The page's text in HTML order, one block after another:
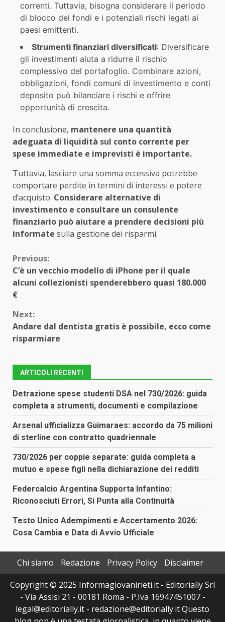
correnti. Tuttavia, bisogna considerare il periodo
di blocco dei fondi e i potenziali rischi legati ai
paesi emittenti.
Strumenti finanziari diversificati: Diversificare
gli investimenti aiuta a ridurre il rischio
complessivo del portafoglio. Combinare azioni,
obbligazioni, fondi comuni di investimento e conti
deposito può bilanciare i rischi e offrire
opportunità di crescita.
In conclusione, mantenere una quantità
adeguata di liquidità sul conto corrente per
spese immediate e imprevisti è importante.
Tuttavia, lasciare una somma eccessiva potrebbe
comportare perdite in termini di interessi e potere
d’acquisto. Considerare alternative di
investimento e consultare un consulente
finanziario può aiutare a prendere decisioni più
informate sulla gestione dei risparmi.
Continue
Reading
Previous:
C’è un vecchio modello di iPhone per il quale
alcuni collezionisti spenderebbero quasi 180.000
€
Next:
Andare dal dentista gratis è possibile, ecco come
risparmiare
ARTICOLI RECENTI
Detrazione spese studenti DSA nel 730/2026: guida
completa a strumenti, documenti e compilazione
Arsenal ufficializza Guimaraes: accordo da 75 milioni
di sterline con contratto quadriennale
730/2026 per coppie separate: guida completa a
mutuo e spese figli nella dichiarazione dei redditi
Federcalcio Argentina Supporta Infantino:
Riconosciuti Errori, Si Punta alla Continuità
Testo Unico Adempimenti e Accertamento 2026:
Cosa Cambia e Data di Avvio Ufficiale
Chi siamo Redazione Privacy Policy
Disclaimer
Copyright © 2025 Informagiovanirieti.it - Editorially Srl
- Via Assisi 21 - 00181 Roma - P.Iva 16947451007 -
legal@editorially.it - redazione@editorially.it Questo